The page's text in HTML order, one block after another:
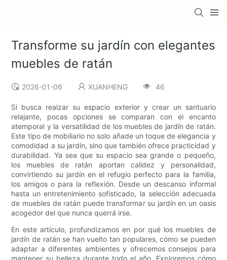
Transforme su jardín con elegantes
muebles de ratán
2026-01-06 XUANHENG 46
Si busca realzar su espacio exterior y crear un santuario
relajante, pocas opciones se comparan con el encanto
atemporal y la versatilidad de los muebles de jardín de ratán.
Este tipo de mobiliario no solo añade un toque de elegancia y
comodidad a su jardín, sino que también ofrece practicidad y
durabilidad. Ya sea que su espacio sea grande o pequeño,
los muebles de ratán aportan calidez y personalidad,
convirtiendo su jardín en el refugio perfecto para la familia,
los amigos o para la reflexión. Desde un descanso informal
hasta un entretenimiento sofisticado, la selección adecuada
de muebles de ratán puede transformar su jardín en un oasis
acogedor del que nunca querrá irse.
En este artículo, profundizamos en por qué los muebles de
jardín de ratán se han vuelto tan populares, cómo se pueden
adaptar a diferentes ambientes y ofrecemos consejos para